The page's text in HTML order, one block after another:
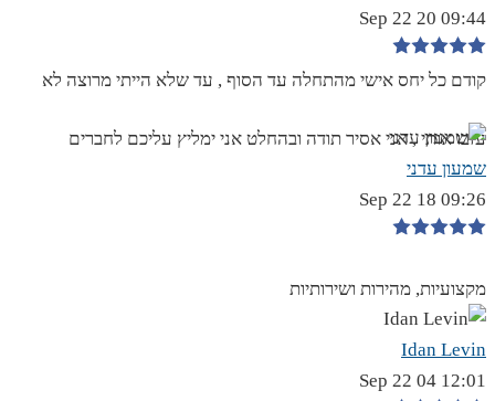
09:44 20 Sep 22
קודם כל יחס אישי מהתחלה עד הסוף , עד שלא הייתי מרוצה לא
עזבו אותי , אני אסיר תודה ובהחלט אני ימליץ עליכם לחברים
שמעון עדני
09:26 18 Sep 22
מקצועיות, מהירות ושירותיות
Idan Levin
12:01 04 Sep 22